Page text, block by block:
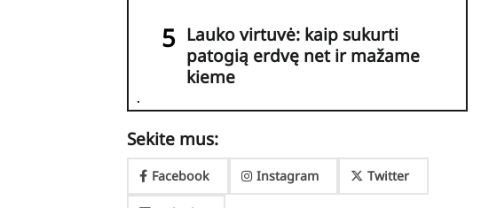
Lauko virtuvė: kaip sukurti
patogią erdvę net ir mažame
kieme
Sekite mus:
Facebook Instagram Twitter